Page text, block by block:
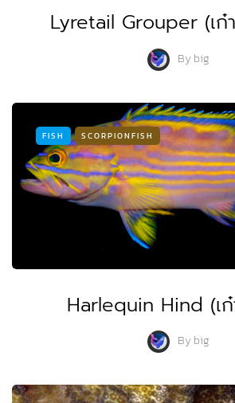
Lyretail Grouper (เก๋
Bybig
FISH SCORPIONFISH
Harlequin Hind (เ
Bybig